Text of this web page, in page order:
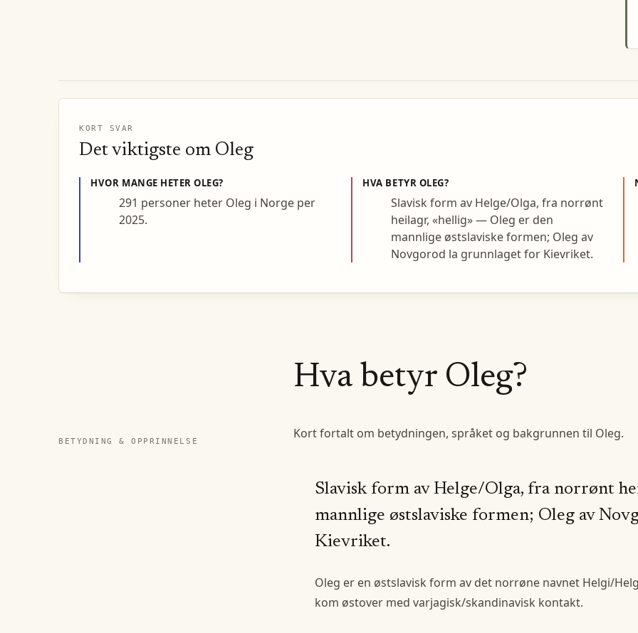
KORT SVAR
Det viktigste om Oleg
HVOR MANGE HETEROLEG?
291 personer heter Oleg i Norge per
2025.
HVA BETYR OLEG?
Slavisk form av Helge/Olga, fra norrønt
heilagr, «hellig» — Oleg er den
mannlige østslaviske formen; Oleg av
Novgorod la grunnlaget for Kievriket.
BETYDNING & OPPRINNELSE
Hva betyr Oleg?
Kort fortalt om betydningen, språket og bakgrunnen til Oleg.
Slavisk form av Helge/Olga, fra norrønt
mannlige østslaviske formen; Oleg av
Kievriket.
Oleg er en østslavisk form av det norrøne navnet Helgi/
kom østover med varjagisk/skandinavisk kontakt.